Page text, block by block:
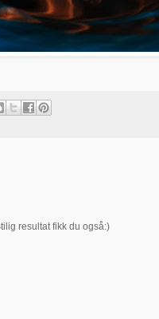
resultat fikk du også:)